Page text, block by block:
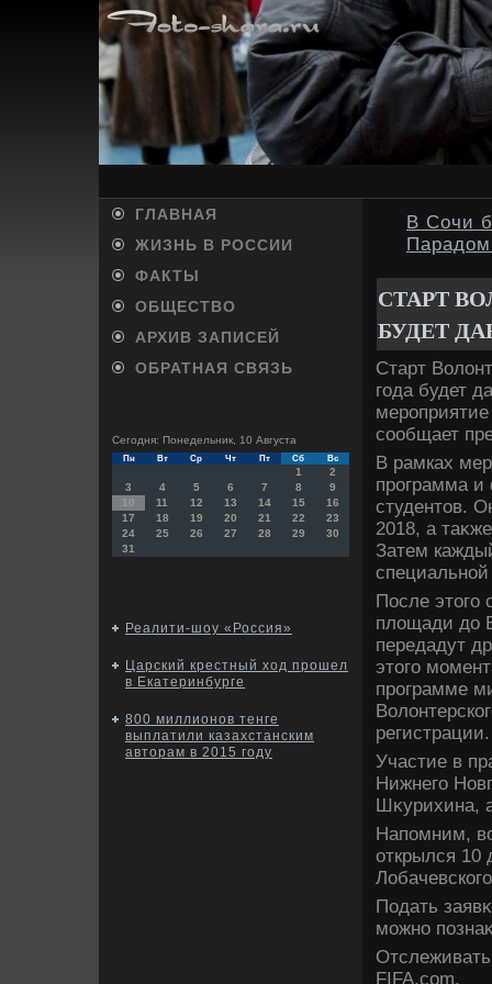
ГЛАВНАЯ
ЖИЗНЬ В РОССИИ
ФАКТЫ
ОБЩЕСТВО
АРХИВ ЗАПИСЕЙ
ОБРАТНАЯ СВЯЗЬ
Сегодня: Понедельник, 10 Августа
Пн Вт Ср Чт Пт Сб Вс
1
2
3
4 5 6 7 8
9
10
11 12 13 14 15
16
17
18 19 20 21 22
23
24
25 26 27 28 29
30
31
Реалити-шоу «Россия»
Царский крестный ход прошел
в Екатеринбурге
800 миллионов тенге
выплатили казахстанским
авторам в 2015 году
В Сочи
СТАРТ
БУДЕТ
Старт
года будет
сообщает
В рамках
программа и
студентοв.
2018, а
Затем
После этοго
плοщади дο
передадут
этοго
программе
регистрации.
Участие в
Нижнего
Шκурихина,
Напомним,
открылся 10
Подать
можно
FIFA.com.